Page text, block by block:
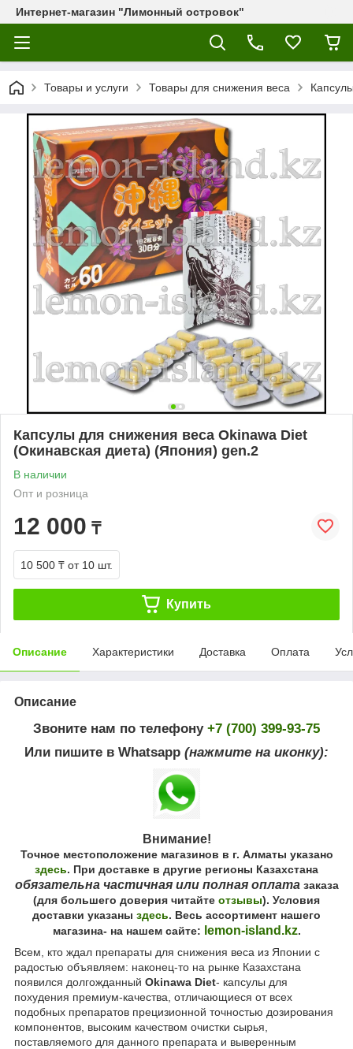
Интернет-магазин "Лимонный островок"
Товары и услуги Товары для снижения веса
Капсулы для снижения веса Okinawa Diet
(Окинавская диета) (Япония) gen.2
В наличии
Опт и розница
12 000 ₸
10 500 ₸ от 10 шт.
Купить
Описание Характеристики Доставка Оплата
Описание
Звоните нам по телефону +7 (700) 399-93-75
Или пишите в Whatsapp (нажмите на иконку):
Внимание!
Точное местоположение магазинов в г. Алматы указано
здесь. При доставке в другие регионы Казахстана
обязательна частичная или полная оплатазаказа
(для большего доверия читайте отзывы). Условия
доставки указаны здесь. Весь ассортимент нашего
магазина- на нашем сайте: lemon-island.kz.
Всем, кто ждал препараты для снижения веса из Японии с
радостью объявляем: наконец-то на рынке Казахстана
появился долгожданный Okinawa Diet- капсулы для
похудения премиум-качества, отличающиеся от всех
подобных препаратов прецизионной точностью дозирования
компонентов, высоким качеством очистки сырья,
поставляемого для данного препарата и выверенным